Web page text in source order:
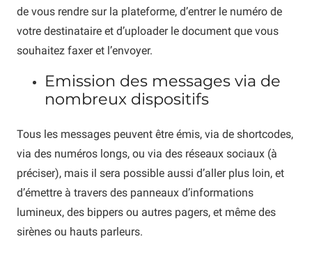
de vous rendre sur la plateforme, d’entrer le numéro de
votre destinataire et d’uploader le document que vous
souhaitez faxer et l’envoyer.
Emission des messages via de
nombreux dispositifs
Tous les messages peuvent être émis, via de shortcodes,
via des numéros longs, ou via des réseaux sociaux (à
préciser), mais il sera possible aussi d’aller plus loin, et
d’émettre à travers des panneaux d’informations
lumineux, des bippers ou autres pagers, et même des
sirènes ou hauts parleurs.